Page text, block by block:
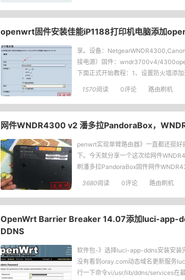
openwrt固件安装佳能iP1188打印机电脑添加
享。设备：
接电源）固件：wndr3700v4/
下面正式开始教程：1、设置防火墙添
1570阅读 0评论 路由刷机
网件WNDR4300 v2 潘多拉PandoraBox，
penwrt实现单臂路由器》一直都还挺
下。今天就分享一个这次给网件
刷潘多拉PandoraBox固件网件
含两个固件，我们只需要先在原厂固件
3680阅读 0评论 路由刷机
OpenWrt Barrier Breaker 14.07添加luci-app-
DDNS
软件包-》选择luci-app-ddns安装安装
没有看到oray.com动态域名更新服务
行一下命令vi/usr/lib/ddns/services在